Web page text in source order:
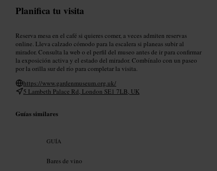
Planifica tu visita
Reserva mesa en el café si quieres comer, a veces admiten reservas
online. Lleva calzado cómodo para la escalera si planeas subir al
mirador. Consulta la web o el perfil del museo antes de ir para confirmar
la exposición activa y el estado del mirador. Combínalo con un paseo
por la orilla sur del río para completar la visita.
https://www.gardenmuseum.org.uk/
5 Lambeth Palace Rd, London SE1 7LB, UK
Guías similares
GUÍA
Bares de vino